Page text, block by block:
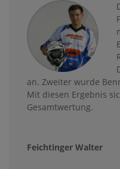
an. Zweiter wurde
Mit diesen Ergebnis
Gesamtwertung.
Feichtinger Walter